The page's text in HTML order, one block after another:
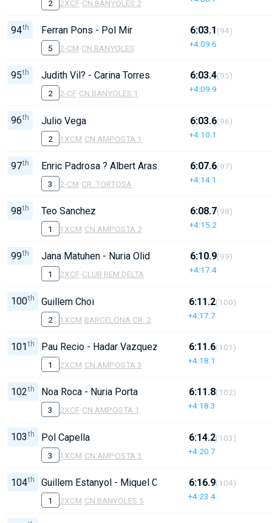
2 2XCF·CN.BANYOLES 2
94th Ferran Pons - Pol Mir
5 2-CM·CN.BANYOLES
6:03.1
+4:09.6
(94)
95th Judith Vil? - Carina Torres
2 2-CF·CN.BANYOLES 1
6:03.4
+4:09.9
(95)
96th Julio Vega
2 1XCM·CN.AMPOSTA 1
6:03.6
+4:10.1
(96)
97th Enric Padrosa ? Albert Arasa
3 2-CM·CR. TORTOSA
6:07.6
+4:14.1
(97)
98th Teo Sanchez
1 1XCM·CN.AMPOSTA 2
6:08.7
+4:15.2
(98)
99th Jana Matuhen - Nuria Olid
1 2XCF·CLUB REM DELTA
6:10.9
+4:17.4
(99)
100th Guillem Choi
2 1XCM·BARCELONA CR. 2
6:11.2
+4:17.7
(100)
101 th Pau Recio - Hadar Vazquez
1 2XCM·CN.AMPOSTA 3
6:11.6
+4:18.1
(101)
102th Noa Roca - Nuria Porta
3 2XCF·CN.AMPOSTA 1
6:11.8
+4:18.3
(102)
103 th Pol Capella
3 1XCM·CN.AMPOSTA 3
6:14.2
+4:20.7
(103)
104th Guillem Estanyol - Miquel Cam?s
1 2XCM·CN.BANYOLES 5
6:16.9
+4:23.4
(104)